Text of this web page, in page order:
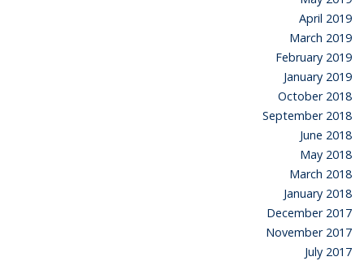
April 2019
March 2019
February 2019
January 2019
October 2018
September 2018
June 2018
May 2018
March 2018
January 2018
December 2017
November 2017
July 2017